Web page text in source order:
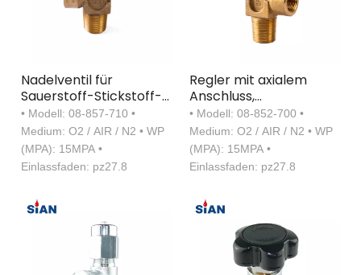
Nadelventil für
Sauerstoff-Stickstoff-
Gasflaschen
• Modell: 08-857-710 •
Medium: O2 / AIR / N2 • WP
(MPA): 15MPA •
Einlassfaden: pz27.8
Regler mit axialem
Anschluss,
Gasflaschenventil
• Modell: 08-852-700 •
Medium: O2 / AIR / N2 • WP
(MPA): 15MPA •
Einlassfaden: pz27.8